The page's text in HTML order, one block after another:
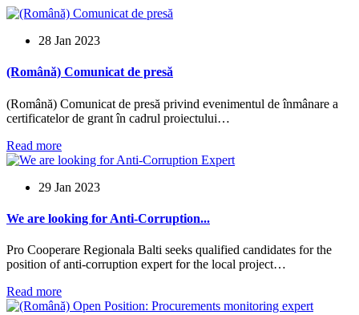
28 Jan 2023
(Română) Comunicat de presă
(Română) Comunicat de presă privind evenimentul de înmânare a
certificatelor de grant în cadrul proiectului…
Read more
29 Jan 2023
We are looking for Anti-Corruption...
Pro Cooperare Regionala Balti seeks qualified candidates for the
position of anti-corruption expert for the local project…
Read more